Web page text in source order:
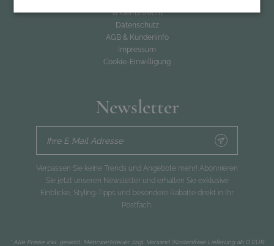
Widerrufsrecht
Datenschutz
AGB & Kundeninfo
Impressum
Cookie-Einwilligung
Newsletter
Ihre E Mail Adresse
Verpassen Sie keine Trends und Angebote mehr! Abonnieren
Sie jetzt unseren Newsletter und erhalten Sie exklusive
Einblicke, Styling-Tipps und besondere Rabatte direkt in Ihr
Postfach.
* Alle Preise inkl. gesetzl. Mehrwertsteuer zzgl. Versand(Kostenfreie Lieferung ab 0 EUR